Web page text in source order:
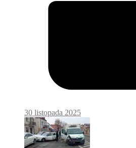
30 listopada 2025